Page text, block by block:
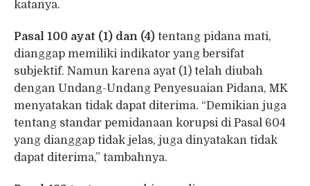
katanya.
Pasal 100 ayat (1) dan (4) tentang pidana mati,
dianggap memiliki indikator yang bersifat
subjektif. Namun karena ayat (1) telah diubah
dengan Undang-Undang Penyesuaian Pidana, MK
menyatakan tidak dapat diterima. “Demikian juga
tentang standar pemidanaan korupsi di Pasal 604
yang dianggap tidak jelas, juga dinyatakan tidak
dapat diterima,” tambahnya.